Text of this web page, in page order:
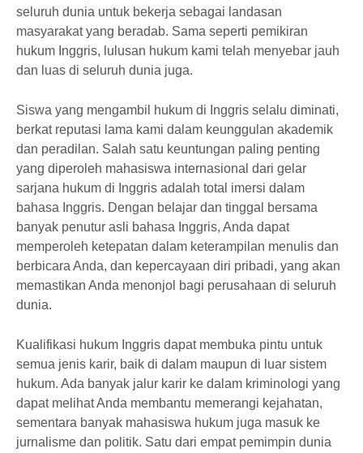
seluruh dunia untuk bekerja sebagai landasan
masyarakat yang beradab. Sama seperti pemikiran
hukum Inggris, lulusan hukum kami telah menyebar jauh
dan luas di seluruh dunia juga.
Siswa yang mengambil hukum di Inggris selalu diminati,
berkat reputasi lama kami dalam keunggulan akademik
dan peradilan. Salah satu keuntungan paling penting
yang diperoleh mahasiswa internasional dari gelar
sarjana hukum di Inggris adalah total imersi dalam
bahasa Inggris. Dengan belajar dan tinggal bersama
banyak penutur asli bahasa Inggris, Anda dapat
memperoleh ketepatan dalam keterampilan menulis dan
berbicara Anda, dan kepercayaan diri pribadi, yang akan
memastikan Anda menonjol bagi perusahaan di seluruh
dunia.
Kualifikasi hukum Inggris dapat membuka pintu untuk
semua jenis karir, baik di dalam maupun di luar sistem
hukum. Ada banyak jalur karir ke dalam kriminologi yang
dapat melihat Anda membantu memerangi kejahatan,
sementara banyak mahasiswa hukum juga masuk ke
jurnalisme dan politik. Satu dari empat pemimpin dunia